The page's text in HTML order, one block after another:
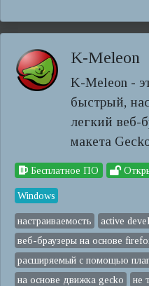
K-Meleon
K-Meleon -
быстрый,
легкий веб-
макета
Бесплатное ПО
Windows
настраиваемость active
веб-браузеры на основе
расширяемый с помощью
на основе движка gecko
не